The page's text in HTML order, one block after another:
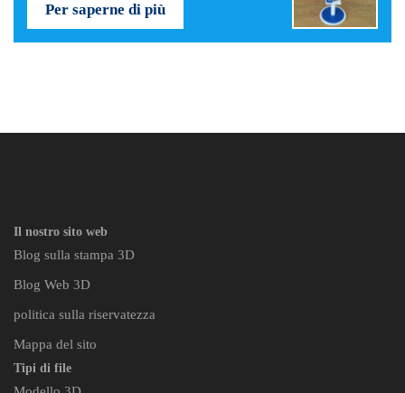
Per saperne di più
Il nostro sito web
Blog sulla stampa 3D
Blog Web 3D
politica sulla riservatezza
Mappa del sito
Tipi di file